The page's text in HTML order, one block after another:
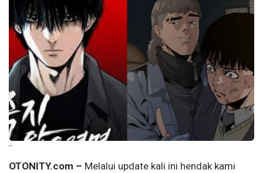
--
OTONITY.com – Melalui update kali ini hendak kami